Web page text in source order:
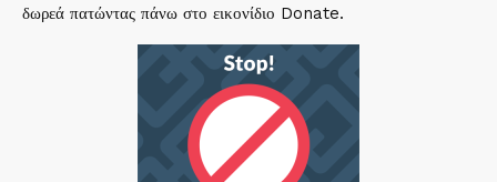
δωρεά πατώντας πάνω στο εικονίδιο Donate.